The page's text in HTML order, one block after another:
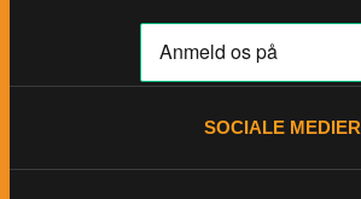
SOCIALE MEDIER